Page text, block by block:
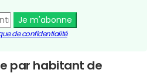
Je m'abonne
de confidentialité
par habitant de